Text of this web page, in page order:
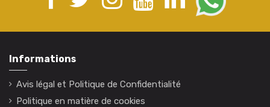
Informations
Avis légal et Politique de Confidentialité
Politique en matière de cookies